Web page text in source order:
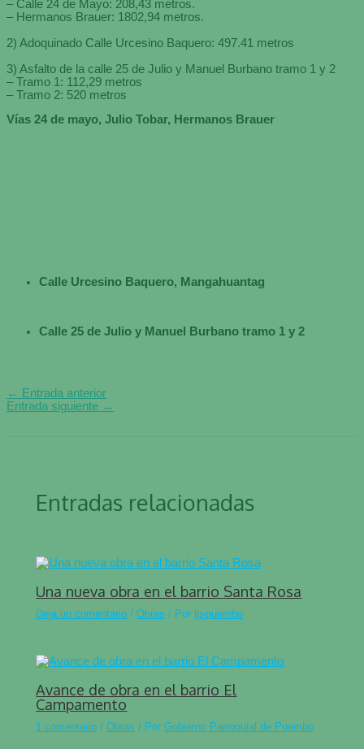
– Calle 24 de Mayo: 208,43 metros.
– Hermanos Brauer: 1802,94 metros.
2) Adoquinado Calle Urcesino Baquero: 497.41 metros
3) Asfalto de la calle 25 de Julio y Manuel Burbano tramo 1 y 2
– Tramo 1: 112,29 metros
– Tramo 2: 520 metros
Vías 24 de mayo, Julio Tobar, Hermanos Brauer
Calle Urcesino Baquero, Mangahuantag
Calle 25 de Julio y Manuel Burbano tramo 1 y 2
← Entrada anterior
Entrada siguiente →
Entradas relacionadas
Una nueva obra en el barrio Santa Rosa
Deja un comentario /Obras / Por lp-puembo
Avance de obra en el barrio El
Campamento
1 comentario /Obras / PorGobierno Parroquial de Puembo